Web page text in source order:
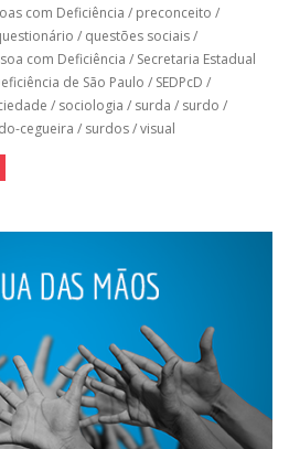
com Deficiência / preconceito /
/ questões sociais/
com Deficiência / Secretaria Estadual
de São Paulo / SEDPcD /
/ sociologia / surda / surdo /
cegueira / surdos/visual